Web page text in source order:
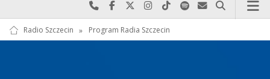
Najlepiej po prostu do nas zadzwoń
Odwiedź nas na Facebook-u
Odwiedź nas na X
Odwiedź nas na Instagram-ie
Odwiedź nas na TikTok-u
Szukaj nas na Spotify
Wyślij do nas
Szukaj
Radio Szczecin » Program Radia Szczecin